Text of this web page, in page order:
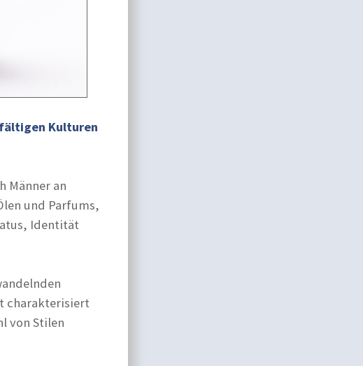
Kulturen
Männer an
und Parfums,
Identität
charakterisiert
von Stilen